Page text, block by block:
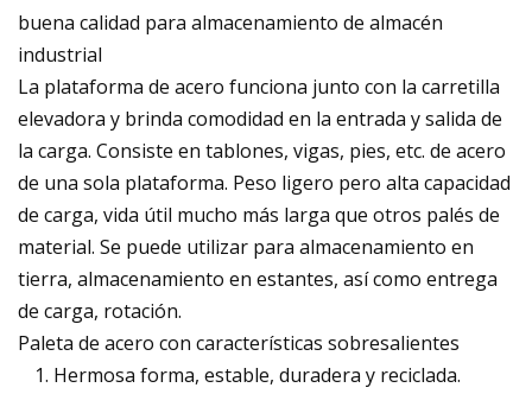
buena calidad para almacenamiento de almacén
industrial
La plataforma de acero funciona junto con la carretilla
elevadora y brinda comodidad en la entrada y salida de
la carga. Consiste en tablones, vigas, pies, etc. de acero
de una sola plataforma. Peso ligero pero alta capacidad
de carga, vida útil mucho más larga que otros palés de
material. Se puede utilizar para almacenamiento en
tierra, almacenamiento en estantes, así como entrega
de carga, rotación.
Paleta de acero con características sobresalientes
Hermosa forma, estable, duradera y reciclada.